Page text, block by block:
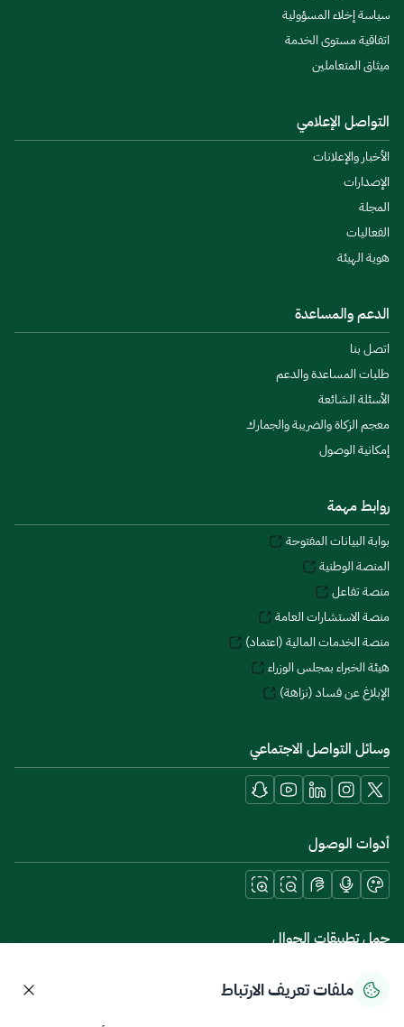
سياسة إخلاء المسؤولية
اتفاقية مستوى الخدمة
ميثاق المتعاملين
التواصل الإعلامي
الأخبار والإعلانات
الإصدارات
المجلة
الفعاليات
هوية الهيئة
الدعم والمساعدة
اتصل بنا
طلبات المساعدة والدعم
الأسئلة الشائعة
معجم الزكاة والضريبة والجمارك
إمكانية الوصول
روابط مهمة
بوابة البيانات المفتوحة
المنصة الوطنية
منصة تفاعل
منصة الاستشارات العامة
منصة الخدمات المالية (اعتماد)
هيئة الخبراء بمجلس الوزراء
الإبلاغ عن فساد (نزاهة)
وسائل التواصل الاجتماعي
أدوات الوصول
حمل تطبيقات الجوال
ملفات تعريف الارتباط